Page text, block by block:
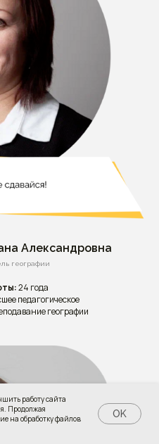
Александровна
географии
24 года
педагогическое
географии
работу сайта
Продолжая
на обработку файлов
OK